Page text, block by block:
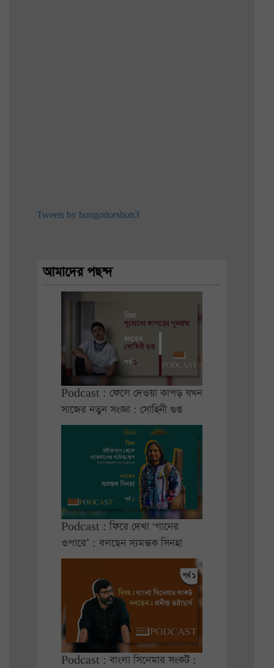
Tweets by bongodorshon3
আমাদের পছন্দ
Podcast : ফেলে দেওয়া কাপড় যখন
সাজের নতুন সংজ্ঞা : সোহিনী গুপ্ত
Podcast : ফিরে দেখা ‘গানের
ওপারে’ : বলছেন স্যমন্তক সিনহা
Podcast : বাংলা সিনেমার সংকট :